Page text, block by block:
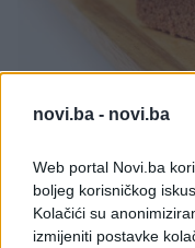
novi.ba - novi.ba
Web portal Novi.ba
boljeg korisničkog
Kolačići su
izmijeniti postavke
Batat ogulite,
na pari (oko 20